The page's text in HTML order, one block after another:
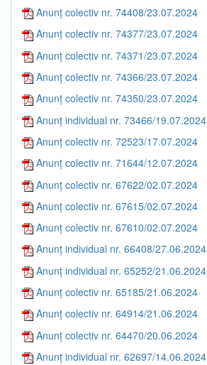
Anunț colectiv nr. 74408/23.07.2024
Anunț colectiv nr. 74377/23.07.2024
Anunț colectiv nr. 74371/23.07.2024
Anunț colectiv nr. 74366/23.07.2024
Anunț colectiv nr. 74350/23.07.2024
Anunț individual nr. 73466/19.07.2024
Anunț colectiv nr. 72523/17.07.2024
Anunț colectiv nr. 71644/12.07.2024
Anunț colectiv nr. 67622/02.07.2024
Anunț colectiv nr. 67615/02.07.2024
Anunț colectiv nr. 67610/02.07.2024
Anunț individual nr. 66408/27.06.2024
Anunț individual nr. 65252/21.06.2024
Anunț colectiv nr. 65185/21.06.2024
Anunț colectiv nr. 64914/21.06.2024
Anunț colectiv nr. 64470/20.06.2024
Anunț individual nr. 62697/14.06.2024